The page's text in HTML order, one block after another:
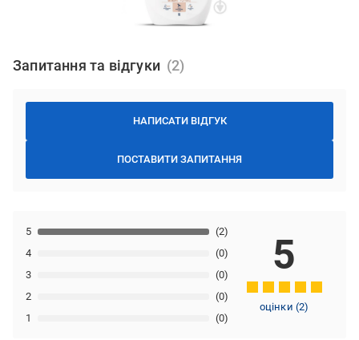
Запитання та відгуки
НАПИСАТИ ВІДГУК
ПОСТАВИТИ ЗАПИТАННЯ
1 (0)
2 (0)
3 (0)
4 (0)
5 (2)
5
оцінки(2)